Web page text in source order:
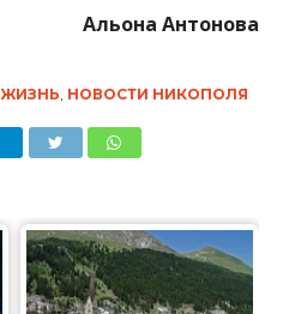
Альона Антонова
ЖИЗНЬ, НОВОСТИ НИКОПОЛЯ